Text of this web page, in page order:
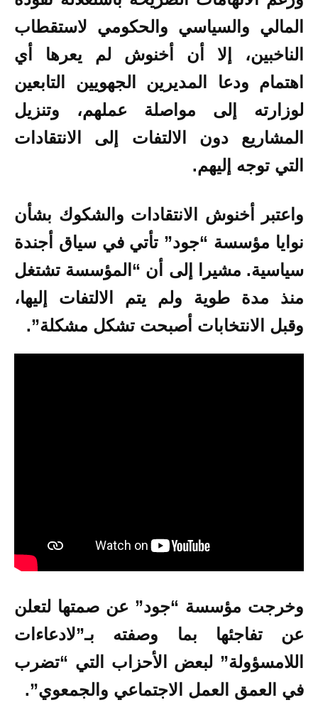
المالي والسياسي والحكومي لاستقطاب
الناخبين، إلا أن أخنوش لم يعرها أي
اهتمام ودعا المديرين الجهويين التابعين
لوزارته إلى مواصلة عملهم، وتنزيل
المشاريع دون الالتفات إلى الانتقادات
التي توجه إليهم.
واعتبر أخنوش الانتقادات والشكوك بشأن
نوايا مؤسسة “جود” تأتي في سياق أجندة
سياسية. مشيرا إلى أن “المؤسسة تشتغل
منذ مدة طوية ولم يتم الالتفات إليها،
وقبل الانتخابات أصبحت تشكل مشكلة”.
وخرجت مؤسسة “جود” عن صمتها لتعلن
عن تفاجئها بما وصفته بـ”لادعاءات
اللامسؤولة” لبعض الأحزاب التي “تضرب
في العمق العمل الاجتماعي والجمعوي”.